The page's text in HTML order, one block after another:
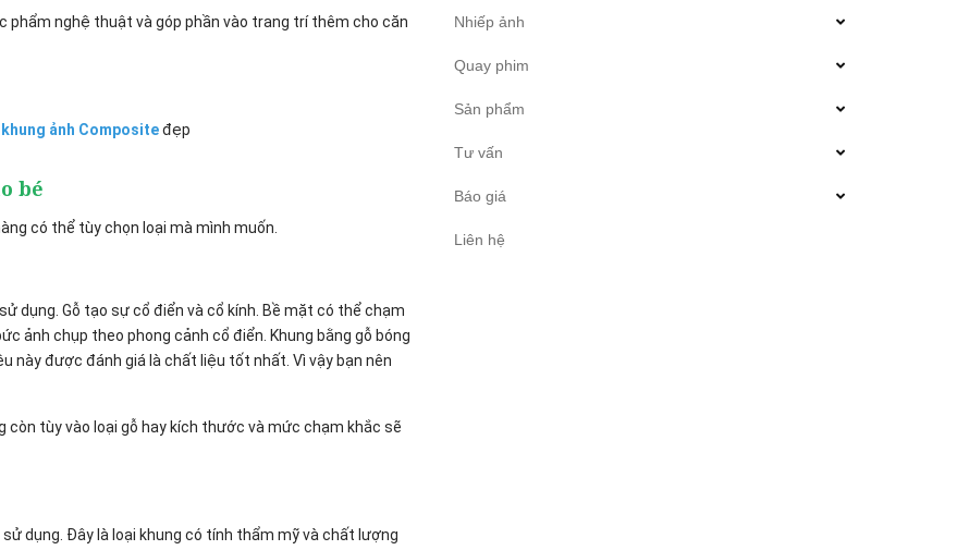
nghệ thuật và góp phần vào trang trí thêm cho căn
khung ảnh Compositeđẹp
bé
có thể tùy chọn loại mà mình muốn.
dụng. Gỗ tạo sự cổ điển và cổ kính. Bề mặt có thể chạm
ảnh chụp theo phong cảnh cổ điển. Khung bằng gỗ bóng
này được đánh giá là chất liệu tốt nhất. Vì vậy bạn nên
tùy vào loại gỗ hay kích thước và mức chạm khắc sẽ
dụng. Đây là loại khung có tính thẩm mỹ và chất lượng
Nhiếp ảnh
Quay phim
Sản phẩm
Tư vấn
Báo giá
Liên hệ